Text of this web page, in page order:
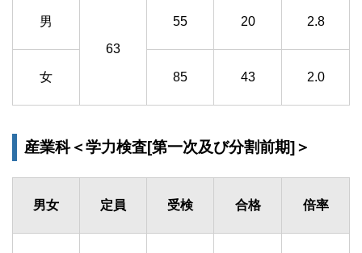
男
63
55 20 2.8
女 85 43 2.0
産業科＜学力検査[第一次及び分割前期]＞
男女 定員 受検 合格 倍率